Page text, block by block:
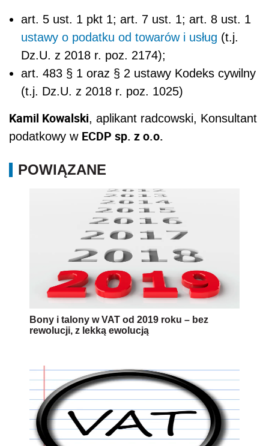
art. 5 ust. 1 pkt 1; art. 7 ust. 1; art. 8 ust. 1
ustawy o podatku od towarów i usług (t.j.
Dz.U. z 2018 r. poz. 2174);
art. 483 § 1 oraz § 2 ustawy Kodeks cywilny
(t.j. Dz.U. z 2018 r. poz. 1025)
Kamil Kowalski, aplikant radcowski, Konsultant
podatkowy w ECDP sp. z o.o.
POWIĄZANE
Bony i talony w VAT od 2019 roku – bez
rewolucji, z lekką ewolucją